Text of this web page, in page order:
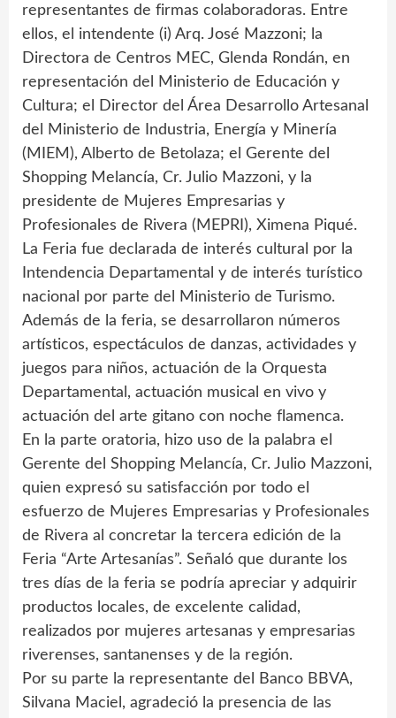
representantes de firmas colaboradoras. Entre
ellos, el intendente (i) Arq. José Mazzoni; la
Directora de Centros MEC, Glenda Rondán, en
representación del Ministerio de Educación y
Cultura; el Director del Área Desarrollo Artesanal
del Ministerio de Industria, Energía y Minería
(MIEM), Alberto de Betolaza; el Gerente del
Shopping Melancía, Cr. Julio Mazzoni, y la
presidente de Mujeres Empresarias y
Profesionales de Rivera (MEPRI), Ximena Piqué.
La Feria fue declarada de interés cultural por la
Intendencia Departamental y de interés turístico
nacional por parte del Ministerio de Turismo.
Además de la feria, se desarrollaron números
artísticos, espectáculos de danzas, actividades y
juegos para niños, actuación de la Orquesta
Departamental, actuación musical en vivo y
actuación del arte gitano con noche flamenca.
En la parte oratoria, hizo uso de la palabra el
Gerente del Shopping Melancía, Cr. Julio Mazzoni,
quien expresó su satisfacción por todo el
esfuerzo de Mujeres Empresarias y Profesionales
de Rivera al concretar la tercera edición de la
Feria “Arte Artesanías”. Señaló que durante los
tres días de la feria se podría apreciar y adquirir
productos locales, de excelente calidad,
realizados por mujeres artesanas y empresarias
riverenses, santanenses y de la región.
Por su parte la representante del Banco BBVA,
Silvana Maciel, agradeció la presencia de las